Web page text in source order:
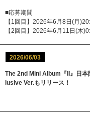
■応募期間
【1回目】2026年6月8日(月
【2回目】2026年6月11日(木
2026/06/03
The 2nd Mini Album『II』日
lusive Ver.もリリース！